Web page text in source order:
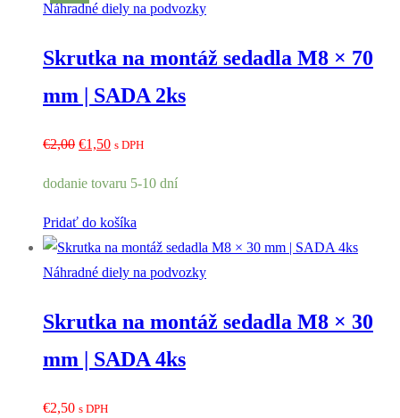
Náhradné diely na podvozky
Skrutka na montáž sedadla M8 × 70
mm | SADA 2ks
€2,00 Pôvodná
bola:
€2,00.
€1,50Aktuálna
je:
€1,50.
s DPH
dodanie tovaru 5-10 dní
Pridať do košíka
Náhradné diely na podvozky
Skrutka na montáž sedadla M8 × 30
mm | SADA 4ks
€2,50 s DPH